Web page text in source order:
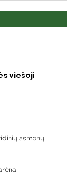
viešoji
asmenų